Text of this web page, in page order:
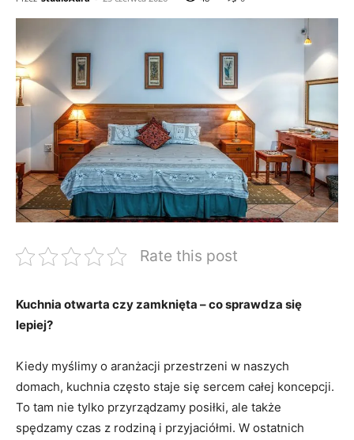
Rate this post
Kuchnia otwarta czy zamknięta – co sprawdza się
lepiej?
Kiedy myślimy o aranżacji przestrzeni w naszych
domach, kuchnia często staje się sercem całej koncepcji.
To tam nie tylko przyrządzamy posiłki, ale także
spędzamy czas z rodziną i przyjaciółmi. W ostatnich